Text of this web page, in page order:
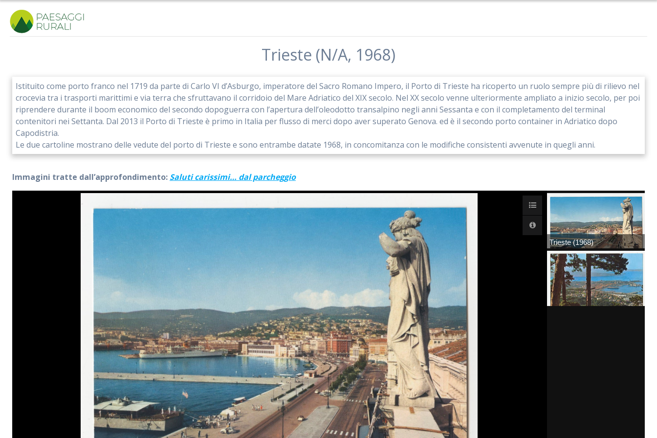
contenuto
Trieste (N/A, 1968)
Istituito come porto franco nel 1719 da parte di Carlo VI d’Asburgo, imperatore del Sacro Romano Impero, il Porto di Trieste ha ricoperto un ruolo sempre più di rilievo nel
crocevia tra i trasporti marittimi e via terra che sfruttavano il corridoio del Mare Adriatico del XIX secolo. Nel XX secolo venne ulteriormente ampliato a inizio secolo, per poi
riprendere durante il boom economico del secondo dopoguerra con l’apertura dell’oleodotto transalpino negli anni Sessanta e con il completamento del terminal
contenitori nei Settanta. Dal 2013 il Porto di Trieste è primo in Italia per flusso di merci dopo aver superato Genova. ed è il secondo porto container in Adriatico dopo
Capodistria.
Le due cartoline mostrano delle vedute del porto di Trieste e sono entrambe datate 1968, in concomitanza con le modifiche consistenti avvenute in quegli anni.
Immagini tratte dall’approfondimento: Saluti carissimi… dal parcheggio
Trieste (1968)